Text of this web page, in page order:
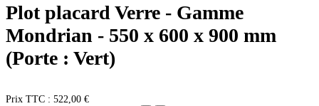
Plot placard Verre - Gamme
Mondrian - 550 x 600 x 900 mm
(Porte : Vert)
Prix ​​TTC : 522,00 €